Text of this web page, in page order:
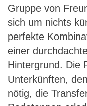
Gruppe von
sich um nichts
perfekte
einer
Hintergrund. Die
Unterkünften,
nötig, die